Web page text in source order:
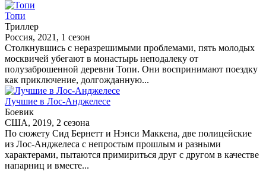
Топи
Триллер
Россия, 2021, 1 сезон
Столкнувшись с неразрешимыми проблемами, пять молодых
москвичей убегают в монастырь неподалеку от
полузаброшенной деревни Топи. Они воспринимают поездку
как приключение, долгожданную...
Лучшие в Лос-Анджелесе
Боевик
США, 2019, 2 сезона
По сюжету Сид Бернетт и Нэнси Маккена, две полицейские
из Лос-Анджелеса с непростым прошлым и разными
характерами, пытаются примириться друг с другом в качестве
напарниц и вместе...